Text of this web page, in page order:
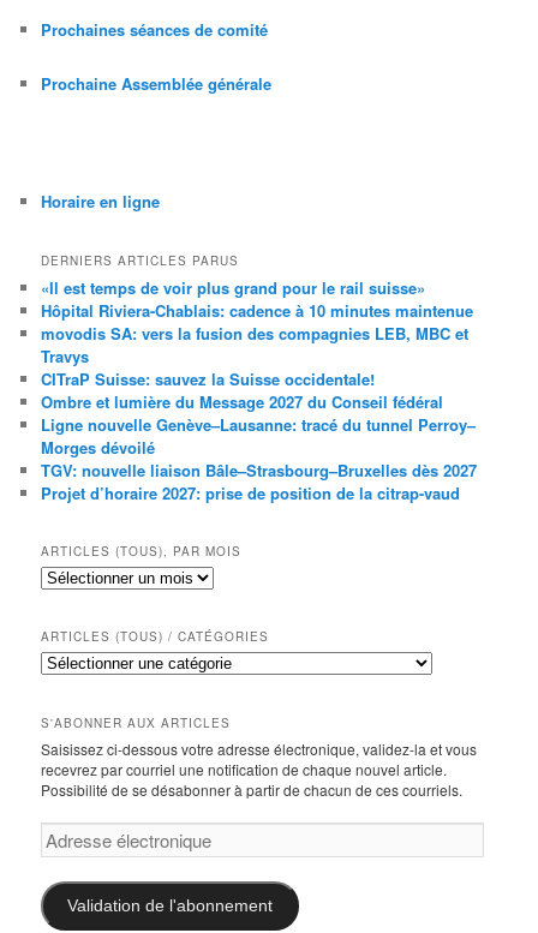
Prochaines séances de comité
Prochaine Assemblée générale
Horaire en ligne
DERNIERS ARTICLES PARUS
«Il est temps de voir plus grand pour le rail suisse»
Hôpital Riviera-Chablais: cadence à 10 minutes maintenue
movodis SA: vers la fusion des compagnies LEB, MBC et
Travys
CITraP Suisse: sauvez la Suisse occidentale!
Ombre et lumière du Message 2027 du Conseil fédéral
Ligne nouvelle Genève–Lausanne: tracé du tunnel Perroy–
Morges dévoilé
TGV: nouvelle liaison Bâle–Strasbourg–Bruxelles dès 2027
Projet d’horaire 2027: prise de position de la citrap-vaud
ARTICLES (TOUS), PAR MOIS
Articles
(tous),
mois
ARTICLES (TOUS) / CATÉGORIES
Articles
(tous)
catégories
S'ABONNER AUX ARTICLES
Saisissez ci-dessous votre adresse électronique, validez-la et vous
recevrez par courriel une notification de chaque nouvel article.
Possibilité de se désabonner à partir de chacun de ces courriels.
Adresse
électronique
Validation de l'abonnement